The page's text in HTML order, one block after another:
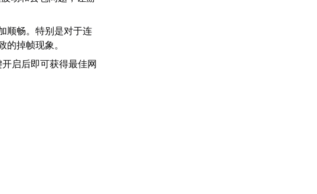
顺畅。特别是对于连
掉帧现象。
启后即可获得最佳网